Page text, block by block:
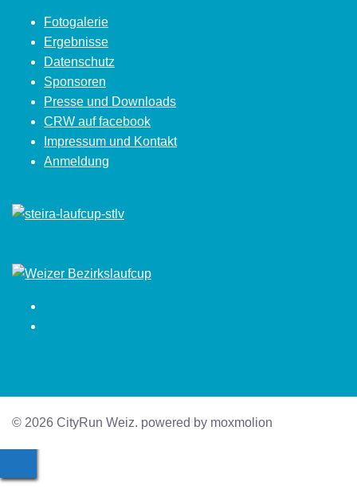
Fotogalerie
Ergebnisse
Datenschutz
Sponsoren
Presse und Downloads
CRW auf facebook
Impressum und Kontakt
Anmeldung
© 2026 CityRun Weiz. powered by moxmolion